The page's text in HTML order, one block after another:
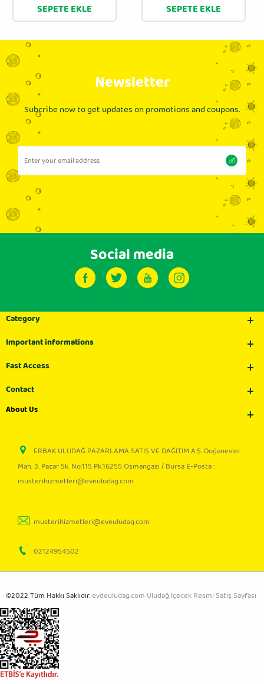
SEPETE EKLE SEPETE EKLE
Newsletter
Subcribe now to get updates on promotions and coupons.
Social media
Category
Important informations
Fast Access
Contact
About Us
ERBAK ULUDAĞ PAZARLAMA SATIŞ VE DAĞITIM A.Ş. Doğanevler
Mah. 3. Pazar Sk. No:115 Pk.16255 Osmangazi / Bursa E-Posta :
musterihizmetleri@eveuludag.com
musterihizmetleri@eveuludag.com
02124954502
©2022 Tüm Hakkı Saklıdır.evdeuludag.com Uludağ İçecek Resmi Satış Sayfası